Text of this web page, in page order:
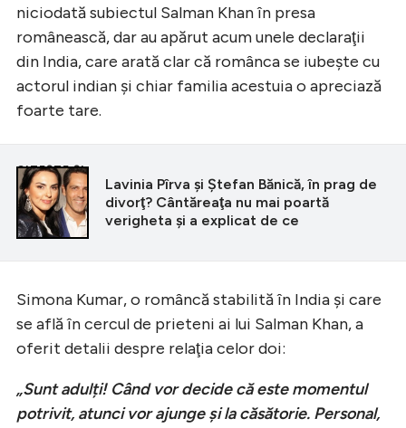
niciodată subiectul Salman Khan în presa
românească, dar au apărut acum unele declaraţii
din India, care arată clar că românca se iubeşte cu
actorul indian şi chiar familia acestuia o apreciază
foarte tare.
CITEȘTE ȘI
Lavinia Pîrva şi Ştefan Bănică, în prag de
divorţ? Cântăreaţa nu mai poartă
verigheta şi a explicat de ce
Simona Kumar, o româncă stabilită în India şi care
se află în cercul de prieteni ai lui Salman Khan, a
oferit detalii despre relaţia celor doi:
„Sunt adulți! Când vor decide că este momentul
potrivit, atunci vor ajunge și la căsătorie. Personal,